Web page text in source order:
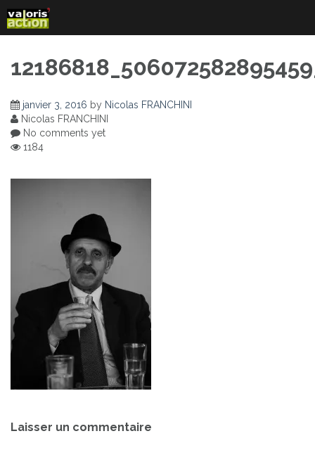
to
content
janvier 3, 2016 by Nicolas FRANCHINI
Nicolas FRANCHINI
No comments yet
1184
de
Laisser un commentaire